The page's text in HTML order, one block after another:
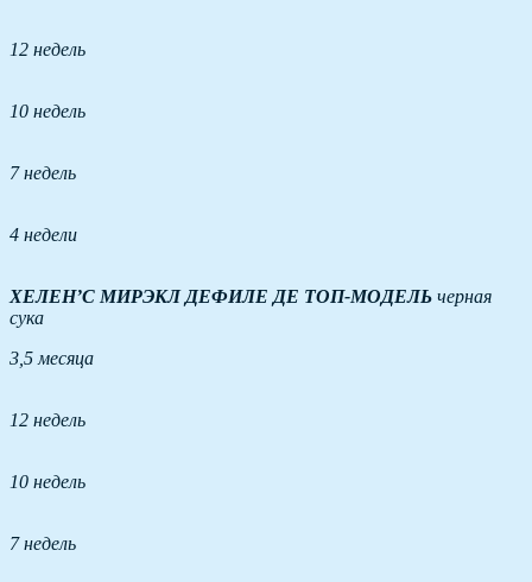
12 недель
10 недель
7 недель
4 недели
ХЕЛЕН’С МИРЭКЛ ДЕФИЛЕ ДЕ ТОП-МОДЕЛЬ черная
сука
3,5 месяца
12 недель
10 недель
7 недель